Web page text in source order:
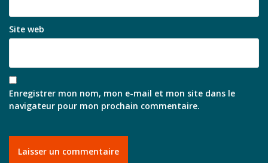
Site web
Enregistrer mon nom, mon e-mail et mon site dans le
navigateur pour mon prochain commentaire.